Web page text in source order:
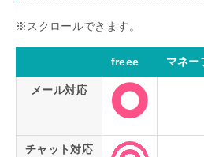
freee マネー
メール対応
チャット対応